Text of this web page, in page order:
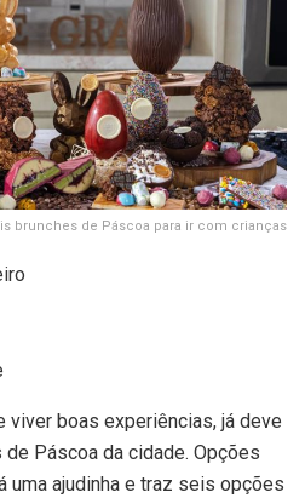
brunches de Páscoa para ir com crianças
viver boas experiências, já deve
Páscoa da cidade. Opções
uma ajudinha e traz seis opções